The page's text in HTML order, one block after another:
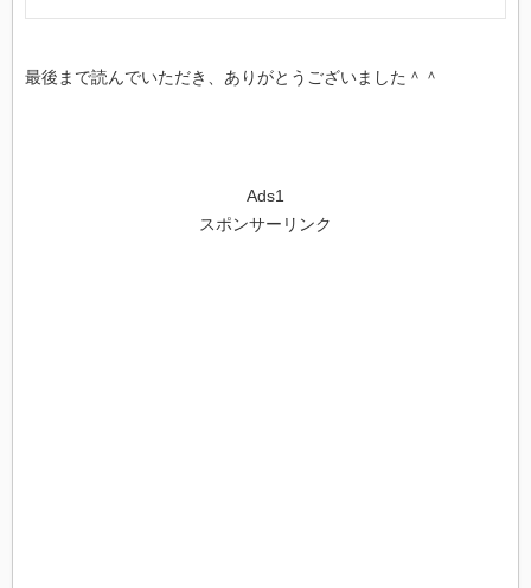
最後まで読んでいただき、ありがとうございました＾＾
Ads1
スポンサーリンク